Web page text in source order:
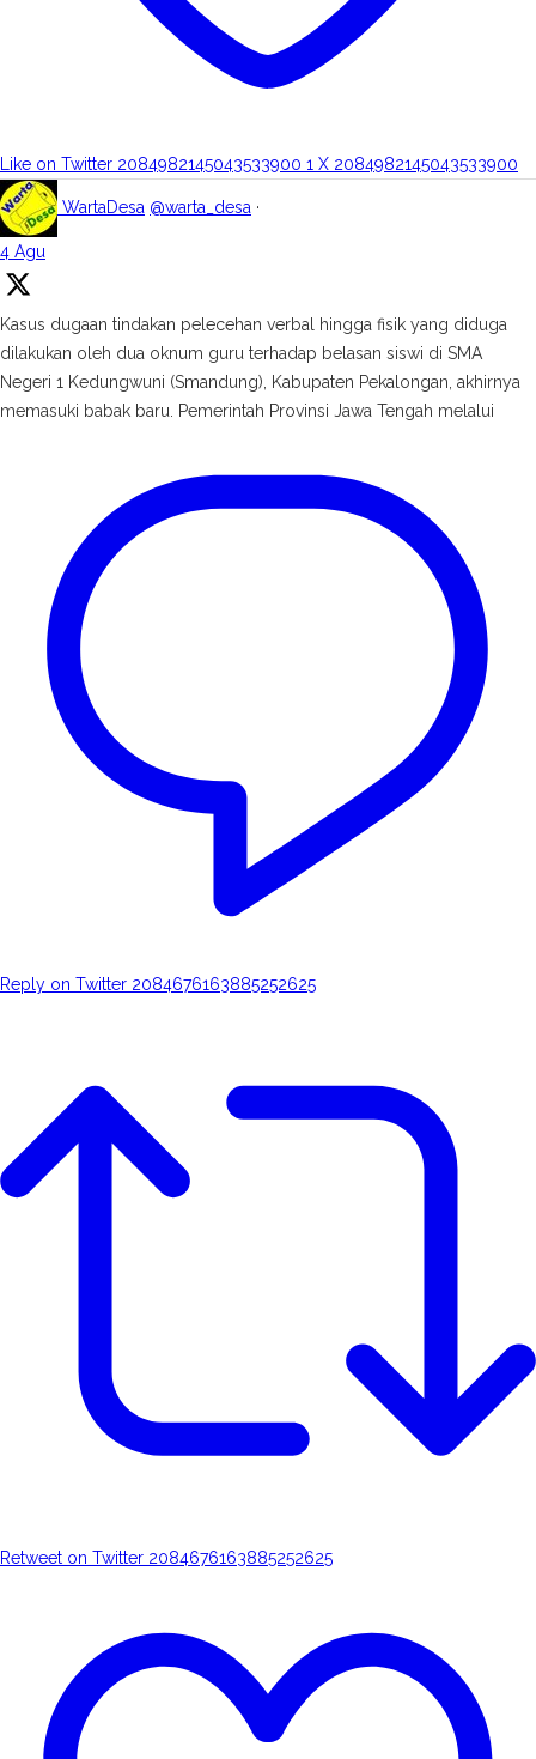
Like on Twitter 2084982145043533900 1 X 2084982145043533900
WartaDesa @warta_desa ·
4 Agu
Kasus dugaan tindakan pelecehan verbal hingga fisik yang diduga
dilakukan oleh dua oknum guru terhadap belasan siswi di SMA
Negeri 1 Kedungwuni (Smandung), Kabupaten Pekalongan, akhirnya
memasuki babak baru. Pemerintah Provinsi Jawa Tengah melalui
Reply on Twitter 2084676163885252625
Retweet on Twitter 2084676163885252625